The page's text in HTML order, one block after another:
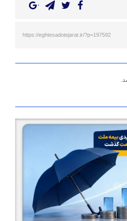
https://eghtesadotejarat.ir/?p=197592